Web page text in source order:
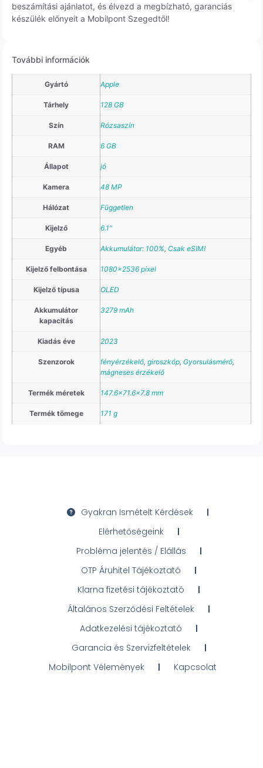
beszámítási ajánlatot, és élvezd a megbízható, garanciás
készülék előnyeit a Mobilpont Szegedtől!
További információk
Gyártó Apple
Tárhely 128 GB
Szín Rózsaszín
RAM 6 GB
Állapot jó
Kamera 48 MP
Hálózat Független
Kijelző 6.1"
Egyéb Akkumulátor: 100%, Csak eSIM!
Kijelző felbontása 1080×2536 pixel
Kijelző típusa OLED
Akkumulátor
kapacitás
3279 mAh
Kiadás éve 2023
Szenzorok fényérzékelő, giroszkóp, Gyorsulásmérő,
mágneses érzékelő
Termék méretek 147.6×71.6×7.8 mm
Termék tömege 171 g
Gyakran Ismételt Kérdések
Elérhetőségeink
Probléma jelentés / Elállás
OTP Áruhitel Tájékoztató
Klarna fizetési tájékoztató
Általános Szerződési Feltételek
Adatkezelési tájékoztató
Garancia és Szervizfeltételek
Mobilpont Vélemények
Kapcsolat